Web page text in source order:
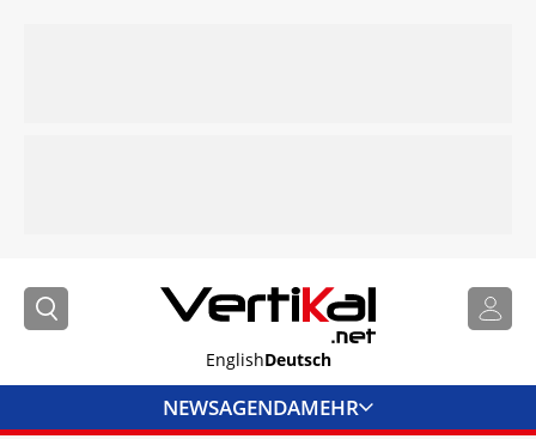
EnglishDeutsch
NEWSAGENDAMEHR